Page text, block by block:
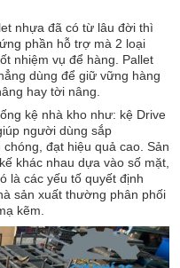
nhựa đã có từ lâu đời thì
phần hỗ trợ mà 2 loại
nhiệm vụ để hàng. Pallet
dùng để giữ vững hàng
hay tời nâng.
kệ nhà kho như: kệ Drive
người dùng sắp
đạt hiệu quả cao. Sản
khác nhau dựa vào số mặt,
là các yếu tố quyết định
sản xuất thường phân phối
kẽm.